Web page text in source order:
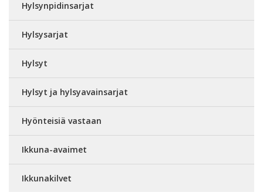
Hylsynpidinsarjat
Hylsysarjat
Hylsyt
Hylsyt ja hylsyavainsarjat
Hyönteisiä vastaan
Ikkuna-avaimet
Ikkunakilvet